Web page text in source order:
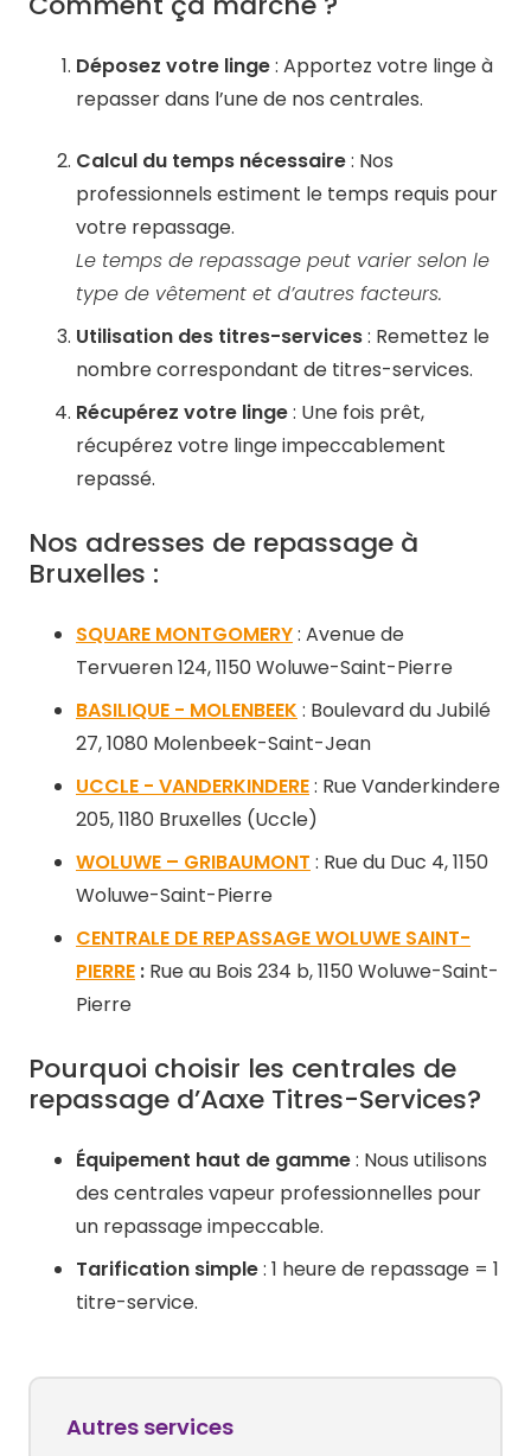
Déposez votre linge: Apportez votre linge à
repasser dans l’une de nos centrales.
Calcul du temps nécessaire: Nos
professionnels estiment le temps requis pour
votre repassage.
Le temps de repassage peut varier selon le
type de vêtement et d’autres facteurs.
Utilisation des titres-services: Remettez le
nombre correspondant de titres-services.
Récupérez votre linge: Une fois prêt,
récupérez votre linge impeccablement
repassé.
Nos adresses de repassage à
Bruxelles :
SQUARE MONTGOMERY: Avenue de
Tervueren 124, 1150 Woluwe-Saint-Pierre
BASILIQUE - MOLENBEEK : Boulevard du Jubilé
27, 1080 Molenbeek-Saint-Jean
UCCLE - VANDERKINDERE: Rue Vanderkindere
205, 1180 Bruxelles (Uccle)
WOLUWE – GRIBAUMONT : Rue du Duc 4, 1150
Woluwe-Saint-Pierre
CENTRALE DE REPASSAGE WOLUWE SAINT-
PIERRE : Rue au Bois 234 b, 1150 Woluwe-Saint-
Pierre
Pourquoi choisir les centrales de
repassage d’Aaxe Titres-Services?
Équipement haut de gamme: Nous utilisons
des centrales vapeur professionnelles pour
un repassage impeccable.
Tarification simple: 1 heure de repassage = 1
titre-service.
Autres services